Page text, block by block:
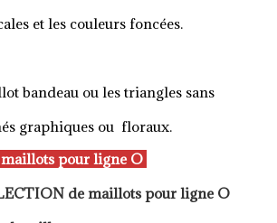
et les couleurs foncées.
bandeau ou les triangles sans
graphiques ou floraux.
pour ligne O
de maillots pour ligne O